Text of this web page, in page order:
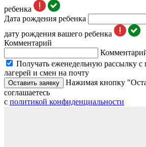
ребенка
Дата рождения ребенка
дату рождения вашего ребенка
Комментарий
Получать еженедельную рассылку
лагерей и смен на почту
Оставить заявку
Нажимая кнопку
соглашаетесь
с политикой конфиденциальности